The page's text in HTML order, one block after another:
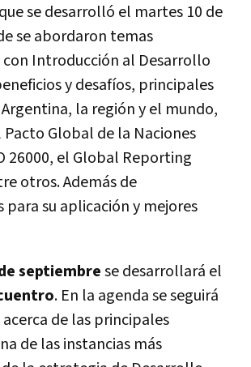
se desarrolló el martes 10 de
se abordaron temas
con Introducción al Desarrollo
y desafíos, principales
la región y el mundo,
Global de la Naciones
26000, el Global Reporting
otros. Además de
para su aplicación y mejores
septiembrese desarrollará el
. En la agenda se seguirá
de las principales
de las instancias más